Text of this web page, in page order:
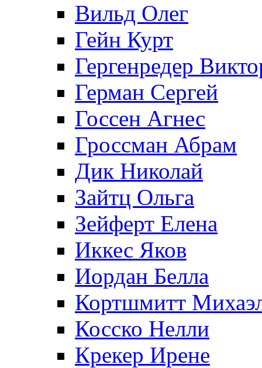
Вильд Олег
Гейн Курт
Гергенредер
Герман Сергей
Госсен Агнес
Гроссман Абрам
Дик Николай
Зайтц Ольга
Зейферт Елена
Иккес Яков
Иордан Белла
Кортшмитт
Косско Нелли
Крекер Ирене